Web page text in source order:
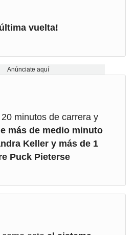
vuelta!
Anúnciate aquí
minutos de carrera y
más de medio minuto
Keller y más de 1
Puck Pieterse